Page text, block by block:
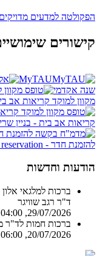
הפקולטה למדעים
קישורים
MyTAU
שנה אקדמי
מקוון למוקד קריאות אב
קריאות אב בית - בניין
להזמנת חדר - CS Room reservation
הודעות וחדשות
ברכות למלגאי
ד"ר רגב שוויגר
29/07/2026, 04:00
ברכות חמות לד"ר
20/07/2026, 06:00